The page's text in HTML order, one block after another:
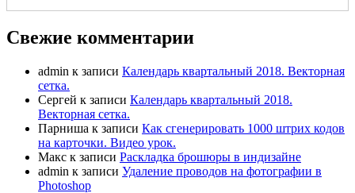
Свежие комментарии
admin к записи Календарь квартальный 2018. Векторная
сетка.
Сергей к записи Календарь квартальный 2018.
Векторная сетка.
Парниша к записи Как сгенерировать 1000 штрих кодов
на карточки. Видео урок.
Макс к записи Раскладка брошюры в индизайне
admin к записи Удаление проводов на фотографии в
Photoshop